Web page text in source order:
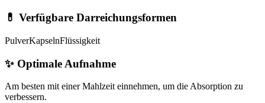
💊 Verfügbare Darreichungsformen
PulverKapselnFlüssigkeit
✨ Optimale Aufnahme
Am besten mit einer Mahlzeit einnehmen, um die Absorption zu
verbessern.